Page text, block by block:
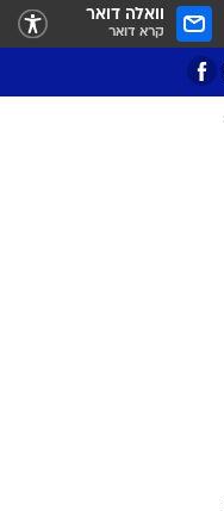
וואלה דואר
קרא דואר